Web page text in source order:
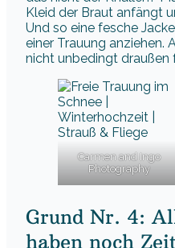
Kleid der Braut anfängt
Und so eine fesche
einer Trauung anziehen.
nicht unbedingt draußen
Carmen and Ingo
Photography
Grund Nr. 4:
haben noch